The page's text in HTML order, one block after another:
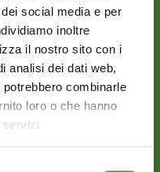
social media e per
inoltre
il nostro sito con i
analisi dei dati web,
combinarle
loro o che hanno
servizi.